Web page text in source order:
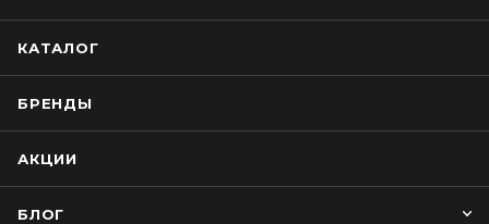
КАТАЛОГ
БРЕНДЫ
АКЦИИ
БЛОГ